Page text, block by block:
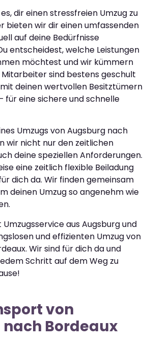
dir einen stressfreien Umzug zu
bieten wir dir einen umfassenden
auf deine Bedürfnisse
entscheidest, welche Leistungen
möchtest und wir kümmern
Mitarbeiter sind bestens geschult
mit deinen wertvollen Besitztümern
für eine sichere und schnelle
Umzugs von Augsburg nach
wir nicht nur den zeitlichen
deine speziellen Anforderungen.
eine zeitlich flexible Beiladung
dich da. Wir finden gemeinsam
deinen Umzug so angenehm wie
aus Augsburg und
und effizienten Umzug von
Wir sind für dich da und
Schritt auf dem Weg zu
von
Bordeaux